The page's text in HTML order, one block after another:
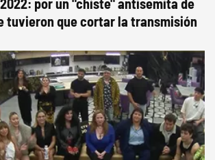
por un "chiste" antisemita de
tuvieron que cortar la transmisión